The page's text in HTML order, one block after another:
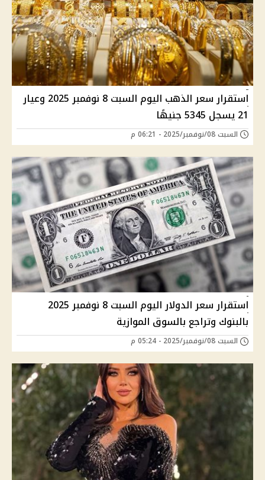
استقرار سعر الذهب اليوم السبت 8 نوفمبر 2025 وعيار
21 يسجل 5345 جنيهًا
السبت 08/نوفمبر/2025 - 06:21 م
استقرار سعر الدولار اليوم السبت 8 نوفمبر 2025
بالبنوك وتراجع بالسوق الموازية
السبت 08/نوفمبر/2025 - 05:24 م